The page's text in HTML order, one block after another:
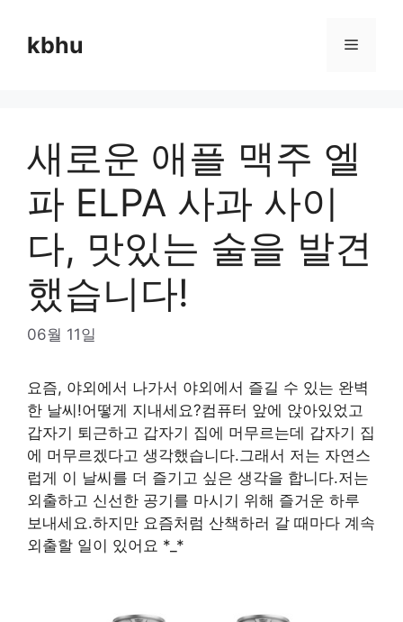
contentkbhu Menu
새로운 애플 맥주 엘
파 ELPA 사과 사이
다, 맛있는 술을 발견
했습니다!
06월 11일
요즘, 야외에서 나가서 야외에서 즐길 수 있는 완벽
한 날씨!어떻게 지내세요?컴퓨터 앞에 앉아있었고
갑자기 퇴근하고 갑자기 집에 머무르는데 갑자기 집
에 머무르겠다고 생각했습니다.그래서 저는 자연스
럽게 이 날씨를 더 즐기고 싶은 생각을 합니다.저는
외출하고 신선한 공기를 마시기 위해 즐거운 하루
보내세요.하지만 요즘처럼 산책하러 갈 때마다 계속
외출할 일이 있어요 *_*